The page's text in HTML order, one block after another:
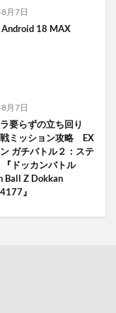
月7日
Android 18 MAX
月7日
要らずの立ち回り
ミッション攻略 EX
ガチバトル２：ステ
ドッカンバトル
Ball Z Dokkan
』